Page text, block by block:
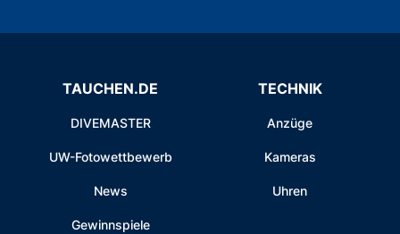
TAUCHEN.DE
DIVEMASTER
UW-Fotowettbewerb
News
Gewinnspiele
TECHNIK
Anzüge
Kameras
Uhren